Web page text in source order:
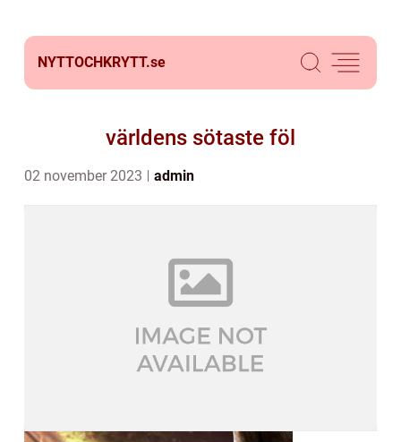
NYTTOCHKRYTT.se
världens sötaste föl
02 november 2023 admin